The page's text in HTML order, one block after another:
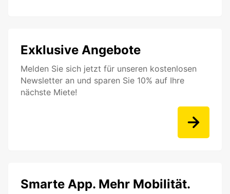
Exklusive Angebote
Melden Sie sich jetzt für unseren kostenlosen
Newsletter an und sparen Sie 10% auf Ihre
nächste Miete!
Smarte App. Mehr Mobilität.